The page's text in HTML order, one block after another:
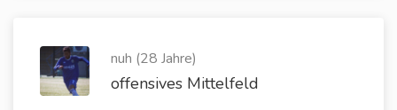
nuh (28 Jahre)
offensives Mittelfeld